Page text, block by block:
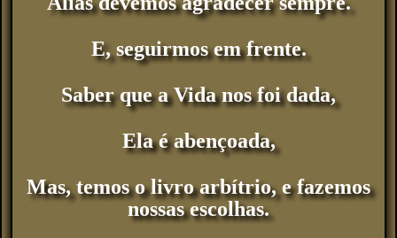
E, seguirmos em frente.
Saber que a Vida nos foi dada,
Ela é abençoada,
Mas, temos o livro arbítrio, e fazemos
nossas escolhas.